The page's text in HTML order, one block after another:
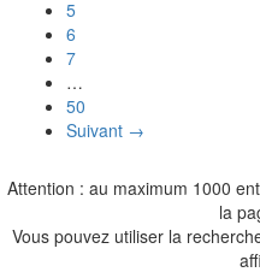
5
6
7
…
50
Suivant →
Attention : au maximum 1000
la
Vous pouvez utiliser la